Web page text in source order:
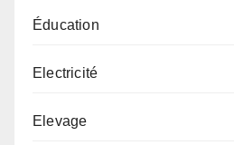
Éducation
Electricité
Elevage